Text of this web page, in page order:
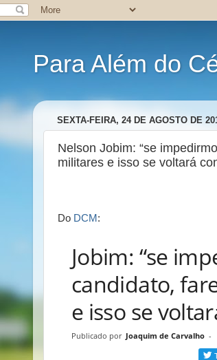
Para Além do
SEXTA-FEIRA, 24 DE AGOSTO DE
Nelson Jobim: “se
militares e isso se voltará
Do DCM :
Jobim: “se
candidato,
e isso se
Publicado por Joaquim de Carvalho -